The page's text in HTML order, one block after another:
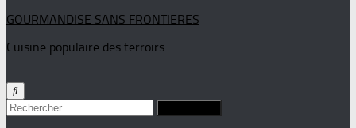
GOURMANDISE SANS FRONTIERES
Cuisine populaire des terroirs
Rechercher :